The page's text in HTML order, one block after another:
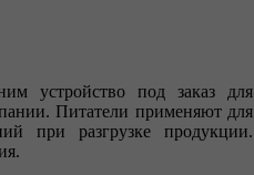
устройство под заказ для
Питатели применяют для
при разгрузке продукции.